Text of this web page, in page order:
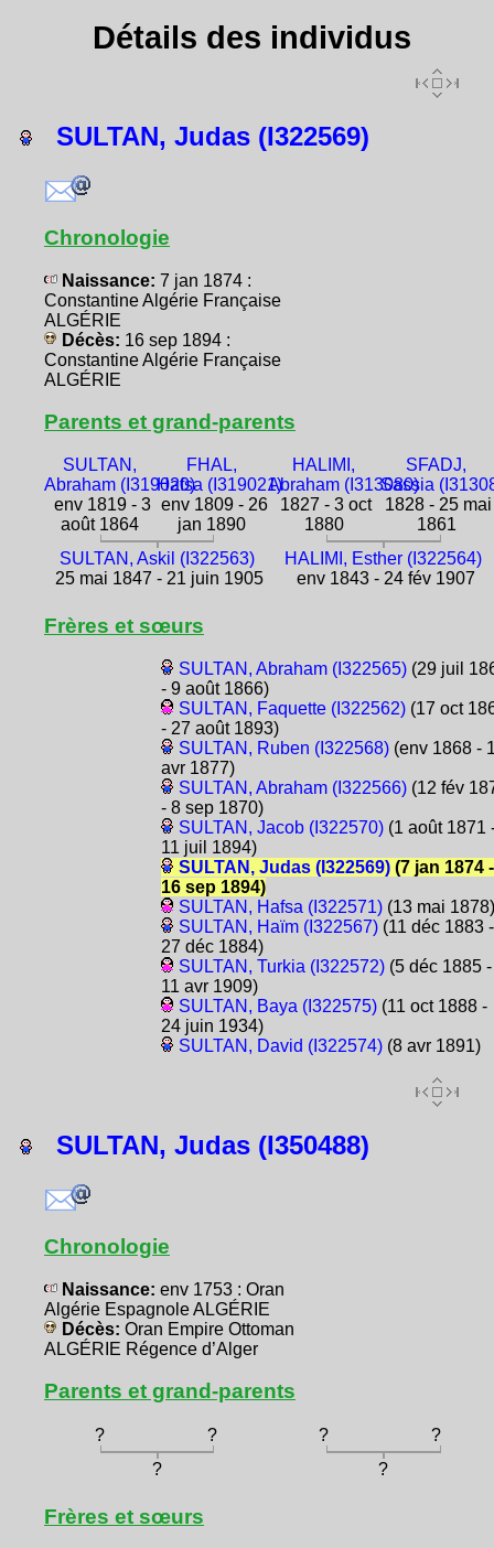
Détails des individus
SULTAN, Judas (I322569)
Chronologie
Naissance: 7 jan 1874 :
Constantine Algérie Française
ALGÉRIE
Décès: 16 sep 1894 :
Constantine Algérie Française
ALGÉRIE
Parents et grand-parents
SULTAN,
Abraham (I319020)
env 1819 - 3
août 1864
FHAL,
Hafsa (I319021)
env 1809 - 26
jan 1890
HALIMI,
Abraham (I313080)
1827 - 3 oct
1880
SFADJ,
Sassia
1828 - 25 mai
1861
SULTAN, Askil (I322563)
25 mai 1847 - 21 juin 1905
HALIMI, Esther (I322564)
env 1843 - 24 fév 1907
Frères et sœurs
SULTAN, Abraham (I322565)(29 juil
- 9 août 1866)
SULTAN, Faquette (I322562)(17 oct
- 27 août 1893)
SULTAN, Ruben (I322568)(env 1868 -
avr 1877)
SULTAN, Abraham (I322566)(12 fév
- 8 sep 1870)
SULTAN, Jacob (I322570)(1 août 1871
11 juil 1894)
SULTAN, Judas (I322569)(7 jan 1874 -
16 sep 1894)
SULTAN, Hafsa (I322571)(13 mai 1878)
SULTAN, Haïm (I322567)(11 déc 1883 -
27 déc 1884)
SULTAN, Turkia (I322572)(5 déc 1885 -
11 avr 1909)
SULTAN, Baya (I322575)(11 oct 1888 -
24 juin 1934)
SULTAN, David (I322574)(8 avr 1891)
SULTAN, Judas (I350488)
Chronologie
Naissance: env 1753 : Oran
Algérie Espagnole ALGÉRIE
Décès: Oran Empire Ottoman
ALGÉRIE Régence d’Alger
Parents et grand-parents
? ? ?
?
?
?
Frères et sœurs